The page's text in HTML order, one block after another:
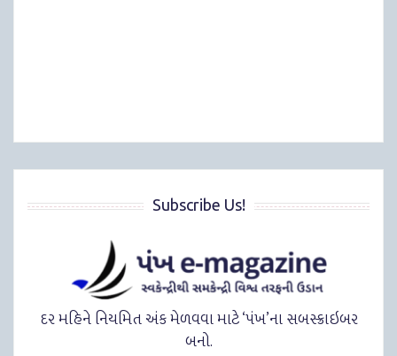
Subscribe Us!
દર મહિને નિયમિત અંક મેળવવા માટે ‘પંખ’ના સબસ્ક્રાઇબર
બનો.